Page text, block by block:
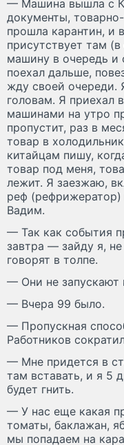
— Машина вышла с
документы,
прошла карантин, и
присутствует там
машину в очередь и
поехал дальше,
жду своей очереди.
головам. Я приехал
машинами на утро
пропустит, раз в
товар в
китайцам пишу,
товар под меня,
лежит. Я заезжаю,
реф
Вадим.
— Так как события
завтра — зайду я,
говорят в толпе.
— Они не
— Вчера 99 было.
— Пропускная
Работников
— Мне придется в
там вставать, и я 5
будет гнить.
— У нас еще какая
томаты, баклажан,
мы попадаем на